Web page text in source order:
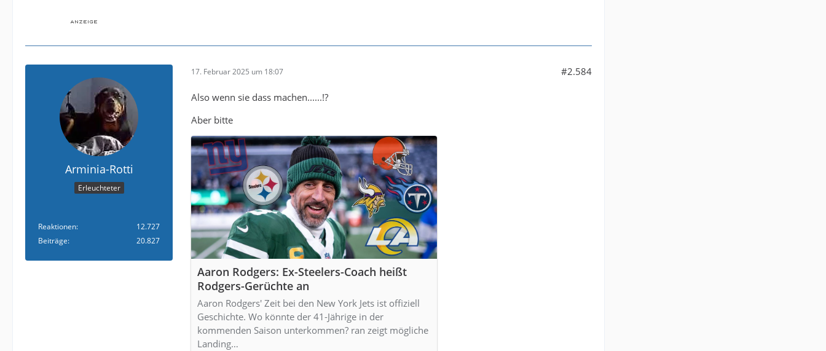
Arminia-Rotti
Erleuchteter
Reaktionen
12.727
Beiträge
20.827
17. Februar 2025 um 18:07 #2.584
Also wenn sie dass machen......!?
Aber bitte
Aaron Rodgers: Ex-Steelers-Coach heißt
Rodgers-Gerüchte an
Aaron Rodgers' Zeit bei den New York Jets ist offiziell
Geschichte. Wo könnte der 41-Jährige in der
kommenden Saison unterkommen? ran zeigt mögliche
Landing…